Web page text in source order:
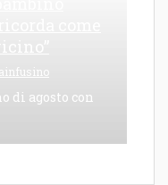
di agosto con